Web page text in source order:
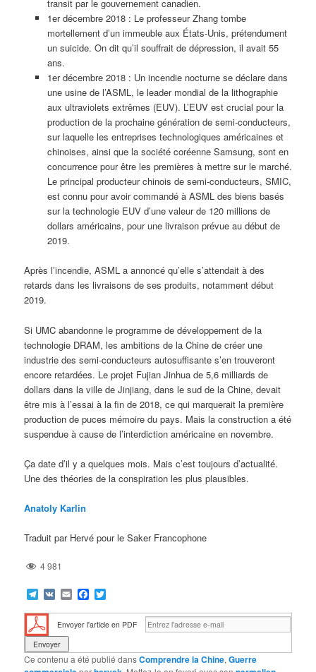
transit par le gouvernement canadien.
1er décembre 2018 : Le professeur Zhang tombe
mortellement d’un immeuble aux États-Unis, prétendument
un suicide. On dit qu’il souffrait de dépression, il avait 55
ans.
1er décembre 2018 : Un incendie nocturne se déclare dans
une usine de l’ASML, le leader mondial de la lithographie
aux ultraviolets extrêmes (EUV). L’EUV est crucial pour la
production de la prochaine génération de semi-conducteurs,
sur laquelle les entreprises technologiques américaines et
chinoises, ainsi que la société coréenne Samsung, sont en
concurrence pour être les premières à mettre sur le marché.
Le principal producteur chinois de semi-conducteurs, SMIC,
est connu pour avoir commandé à ASML des biens basés
sur la technologie EUV d’une valeur de 120 millions de
dollars américains, pour une livraison prévue au début de
2019.
Après l’incendie, ASML a annoncé qu’elle s’attendait à des
retards dans les livraisons de ses produits, notamment début
2019.
Si UMC abandonne le programme de développement de la
technologie DRAM, les ambitions de la Chine de créer une
industrie des semi-conducteurs autosuffisante s’en trouveront
encore retardées. Le projet Fujian Jinhua de 5,6 milliards de
dollars dans la ville de Jinjiang, dans le sud de la Chine, devait
être mis à l’essai à la fin de 2018, ce qui marquerait la première
production de puces mémoire du pays. Mais la construction a été
suspendue à cause de l’interdiction américaine en novembre.
Ça date d’il y a quelques mois. Mais c’est toujours d’actualité.
Une des théories de la conspiration les plus plausibles.
Anatoly Karlin
Traduit par Hervé pour le Saker Francophone
4 981
Telegram
VK EmailFacebook
Envoyer l'article en PDF
Ce contenu a été publié dansComprendre la Chine,Guerre